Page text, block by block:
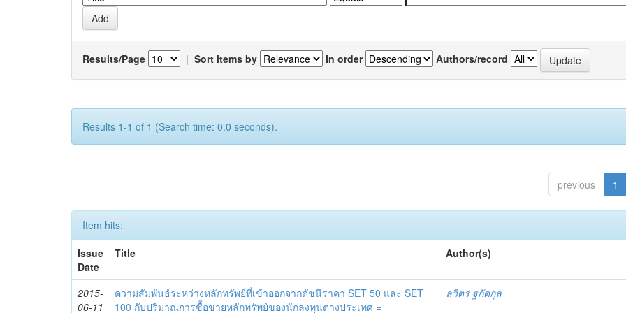
Results/Page | Sort items by In order Authors/record
Results 1-1 of 1 (Search time: 0.0 seconds).
previous 1
Item hits:
Issue
Date
Title Author(s)
2015-
06-11
ความสัมพันธ์ระหว่างหลักทรัพย์ที่เข้าออกจากดัชนีราคา SET 50 และ SET
100 กับปริมาณการซื้อขายหลักทรัพย์ของนักลงทุนต่างประเทศ =
ลวิตร ฐกัดกุล